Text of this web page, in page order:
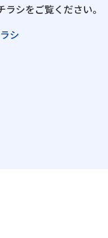
シをご覧ください。
シ